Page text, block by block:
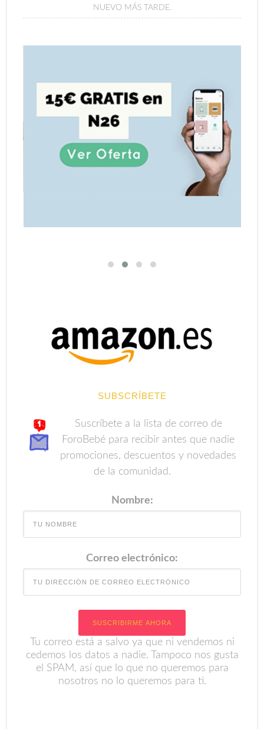
NUEVO MÁS TARDE.
SUBSCRÍBETE
Suscríbete a la lista de correo de
ForoBebé para recibir antes que nadie
promociones, descuentos y novedades
de la comunidad.
Nombre:
Correo electrónico:
Tu correo está a salvo ya que ni vendemos ni
cedemos los datos a nadie. Tampoco nos gusta
el SPAM, así que lo que no queremos para
nosotros no lo queremos para ti.